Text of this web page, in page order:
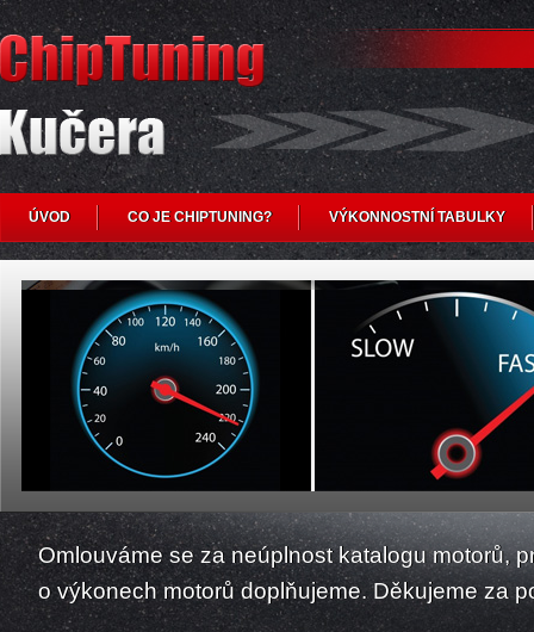
ÚVOD CO JE CHIPTUNING? VÝKONNOSTNÍ TABULKY
Omlouváme se za neúplnost katalogu motorů,
o výkonech motorů doplňujeme. Děkujeme za